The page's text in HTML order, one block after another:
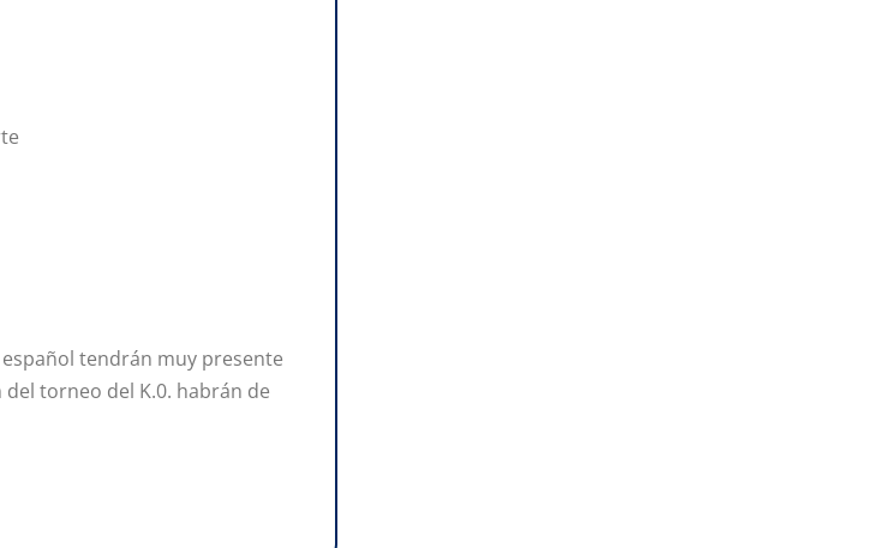
tendrán muy presente
torneo del K.0. habrán de